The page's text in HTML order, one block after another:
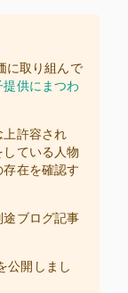
に取り組んで
提供にまつわ
上許容され
ている人物
在を確認す
途ブログ記事
公開しまし